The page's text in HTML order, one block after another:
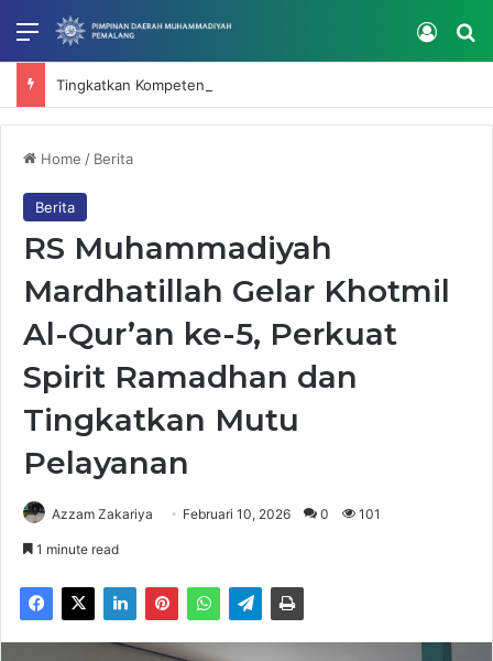
Menu Log In
Home / Berita
Berita
RS Muhammadiyah
Mardhatillah Gelar Khotmil
Al-Qur’an ke-5, Perkuat
Spirit Ramadhan dan
Tingkatkan Mutu
Pelayanan
Azzam Zakariya Februari 10, 2026 0 101
1 minute read